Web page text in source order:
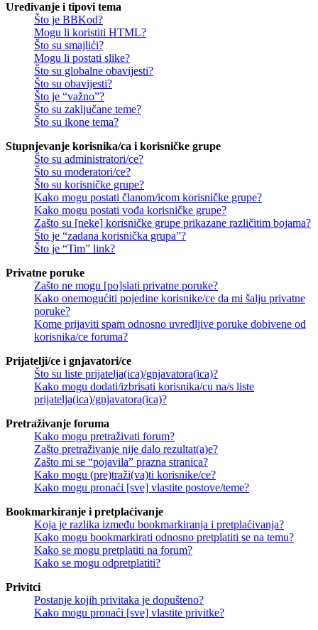
Uređivanje i tipovi tema
Što je BBKod?
Mogu li koristiti HTML?
Što su smajlići?
Mogu li postati slike?
Što su globalne obavijesti?
Što su obavijesti?
Što je “važno”?
Što su zaključane teme?
Što su ikone tema?
Stupnjevanje korisnika/ca i korisničke grupe
Što su administratori/ce?
Što su moderatori/ce?
Što su korisničke grupe?
Kako mogu postati članom/icom korisničke grupe?
Kako mogu postati vođa korisničke grupe?
Zašto su [neke] korisničke grupe prikazane različitim bojama?
Što je “zadana korisnička grupa”?
Što je “Tim” link?
Privatne poruke
Zašto ne mogu [po]slati privatne poruke?
Kako onemogućiti pojedine korisnike/ce da mi šalju privatne
poruke?
Kome prijaviti spam odnosno uvredljive poruke dobivene od
korisnika/ce foruma?
Prijatelji/ce i gnjavatori/ce
Što su liste prijatelja(ica)/gnjavatora(ica)?
Kako mogu dodati/izbrisati korisnika/cu na/s liste
prijatelja(ica)/gnjavatora(ica)?
Pretraživanje foruma
Kako mogu pretraživati forum?
Zašto pretraživanje nije dalo rezultat(a)e?
Zašto mi se “pojavila” prazna stranica?
Kako mogu (pre)traži(va)ti korisnike/ce?
Kako mogu pronaći [sve] vlastite postove/teme?
Bookmarkiranje i pretplaćivanje
Koja je razlika između bookmarkiranja i pretplaćivanja?
Kako mogu bookmarkirati odnosno pretplatiti se na temu?
Kako se mogu pretplatiti na forum?
Kako se mogu odpretplatiti?
Privitci
Postanje kojih privitaka je dopušteno?
Kako mogu pronaći [sve] vlastite privitke?